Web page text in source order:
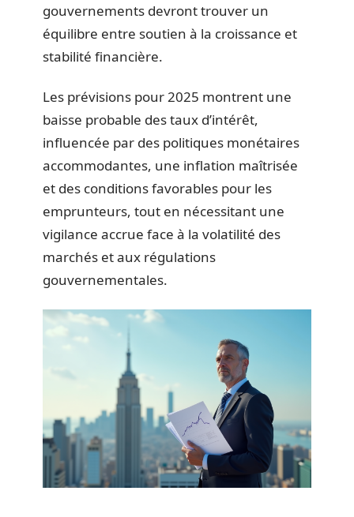
gouvernements devront trouver un
équilibre entre soutien à la croissance et
stabilité financière.
Les prévisions pour 2025 montrent une
baisse probable des taux d’intérêt,
influencée par des politiques monétaires
accommodantes, une inflation maîtrisée
et des conditions favorables pour les
emprunteurs, tout en nécessitant une
vigilance accrue face à la volatilité des
marchés et aux régulations
gouvernementales.